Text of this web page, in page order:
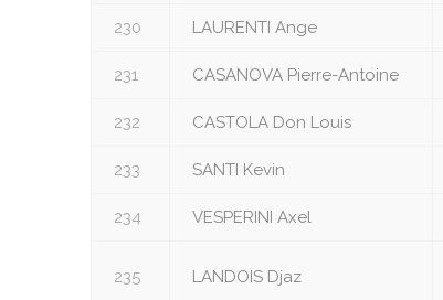
230 LAURENTI Ange
231 CASANOVA Pierre-Antoine
232 CASTOLA Don Louis
233 SANTI Kevin
234 VESPERINI Axel
235 LANDOIS Djaz